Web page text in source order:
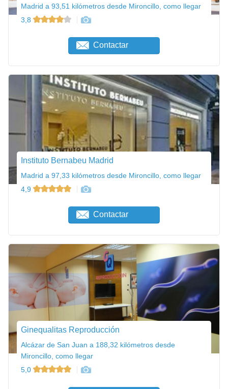
Madrid a 93,51 kilómetros desde Mironcillo, como llegar
3,8
Contactar
Instituto Bernabeu Madrid
Madrid a 97,33 kilómetros desde Mironcillo, como llegar
4,9
Contactar
Ginequalitas Reproducción
Alcázar de San Juan a 188,32 kilómetros desde
Mironcillo, como llegar
5,0